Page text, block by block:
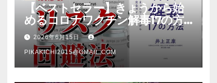
【ベストセラー】きょうから始
めるコロナワクチン解毒17の方
法【本要約】
2026年6月15日
PIKAKICHI2015@GMAIL.COM